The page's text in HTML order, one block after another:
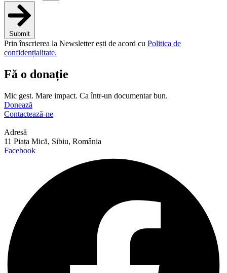
Submit
Prin înscrierea la Newsletter ești de acord cu Politica de
confidențialitate.
Fă o donație
Mic gest. Mare impact. Ca într-un documentar bun.
Donează
Contactează-ne
Adresă
11 Piața Mică, Sibiu, România
Facebook